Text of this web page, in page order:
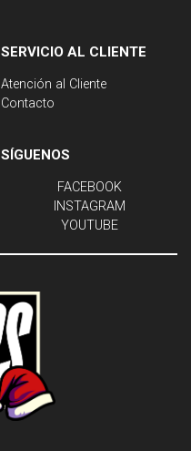
SERVICIO AL CLIENTE
Atención al Cliente
Contacto
SÍGUENOS
FACEBOOK
INSTAGRAM
YOUTUBE